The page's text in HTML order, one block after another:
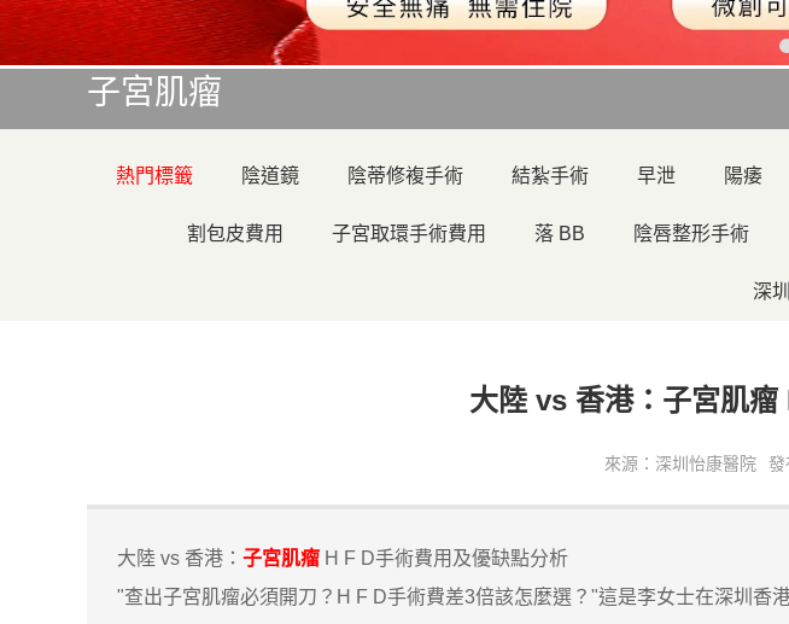
子宮肌瘤
熱門標籤 陰道鏡 陰蒂修複手術 結紮手術 早泄 陽痿
割包皮費用 子宮取環手術費用 落 BB 陰唇整形手術
深
大陸 vs 香港：子宮肌
來源：深圳怡康醫院 發
大陸 vs 香港： 子宮肌瘤 H F D手術費用及優缺點分析
"查出子宮肌瘤必須開刀？H F D手術費差3倍該怎麼選？"這是李女士在深圳